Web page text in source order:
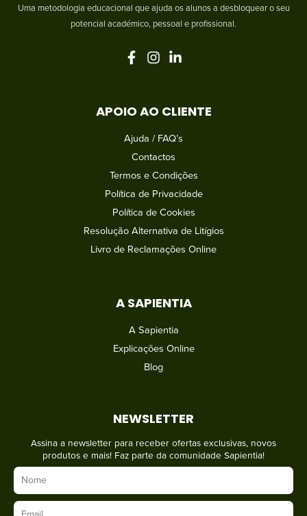
Uma metodologia educacional que ajuda os alunos a desbloquear o seu
potencial académico, pessoal e profissional.
APOIO AO CLIENTE
Ajuda / FAQ’s
Contactos
Termos e Condições
Política de Privacidade
Política de Cookies
Resolução Alternativa de Litígios
Livro de Reclamações Online
A SAPIENTIA
A Sapientia
Explicações Online
Blog
NEWSLETTER
Assina a newsletter para receber ofertas exclusivas, novos
produtos e mais! Faz parte da comunidade Sapientia!